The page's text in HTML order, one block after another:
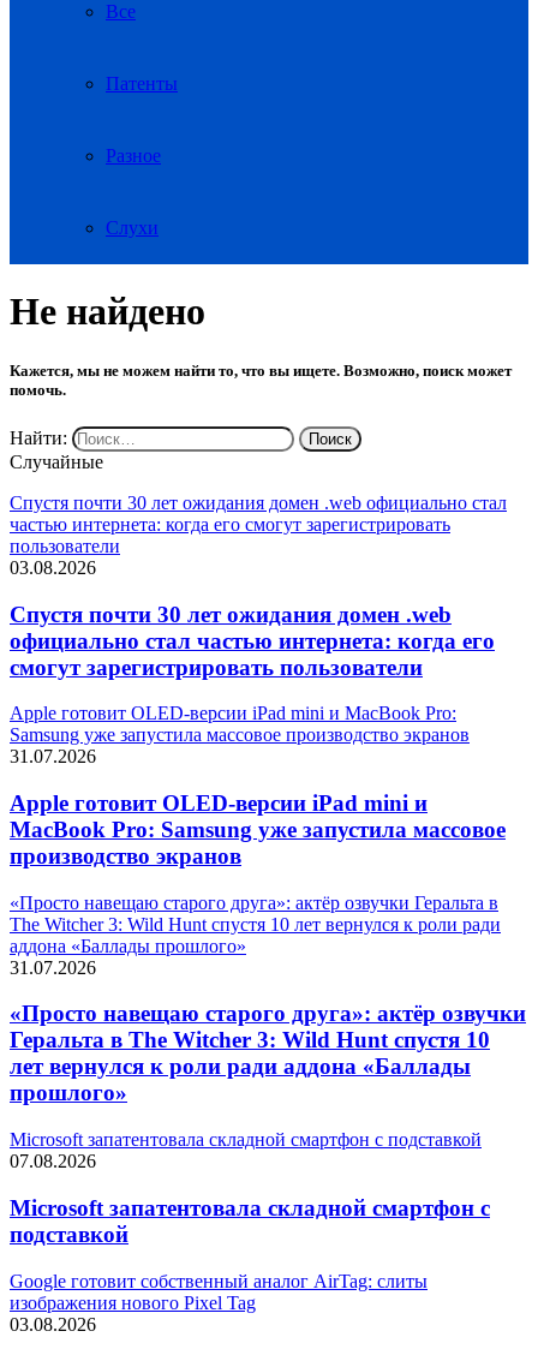
Все
Патенты
Разное
Слухи
Не найдено
Кажется, мы не можем найти то, что вы ищете. Возможно, поиск может
помочь.
Найти:
Случайные
Спустя почти 30 лет ожидания домен .web официально стал
частью интернета: когда его смогут зарегистрировать
пользователи
03.08.2026
Спустя почти 30 лет ожидания домен .web
официально стал частью интернета: когда его
смогут зарегистрировать пользователи
Apple готовит OLED-версии iPad mini и MacBook Pro:
Samsung уже запустила массовое производство экранов
31.07.2026
Apple готовит OLED-версии iPad mini и
MacBook Pro: Samsung уже запустила массовое
производство экранов
«Просто навещаю старого друга»: актёр озвучки Геральта в
The Witcher 3: Wild Hunt спустя 10 лет вернулся к роли ради
аддона «Баллады прошлого»
31.07.2026
«Просто навещаю старого друга»: актёр озвучки
Геральта в The Witcher 3: Wild Hunt спустя 10
лет вернулся к роли ради аддона «Баллады
прошлого»
Microsoft запатентовала складной смартфон с подставкой
07.08.2026
Microsoft запатентовала складной смартфон с
подставкой
Google готовит собственный аналог AirTag: слиты
изображения нового Pixel Tag
03.08.2026